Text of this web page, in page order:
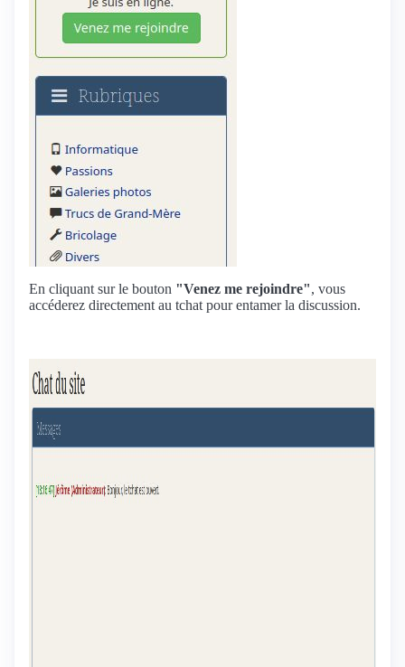
En cliquant sur le bouton "Venez me rejoindre", vous
accéderez directement au tchat pour entamer la discussion.